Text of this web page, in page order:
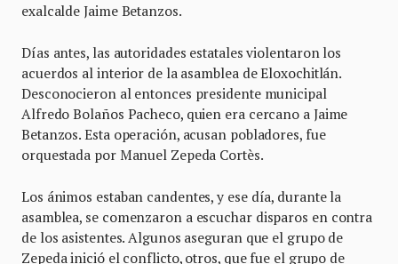
exalcalde Jaime Betanzos.
Días antes, las autoridades estatales violentaron los
acuerdos al interior de la asamblea de Eloxochitlán.
Desconocieron al entonces presidente municipal
Alfredo Bolaños Pacheco, quien era cercano a Jaime
Betanzos. Esta operación, acusan pobladores, fue
orquestada por Manuel Zepeda Cortès.
Los ánimos estaban candentes, y ese día, durante la
asamblea, se comenzaron a escuchar disparos en contra
de los asistentes. Algunos aseguran que el grupo de
Zepeda inició el conflicto, otros, que fue el grupo de